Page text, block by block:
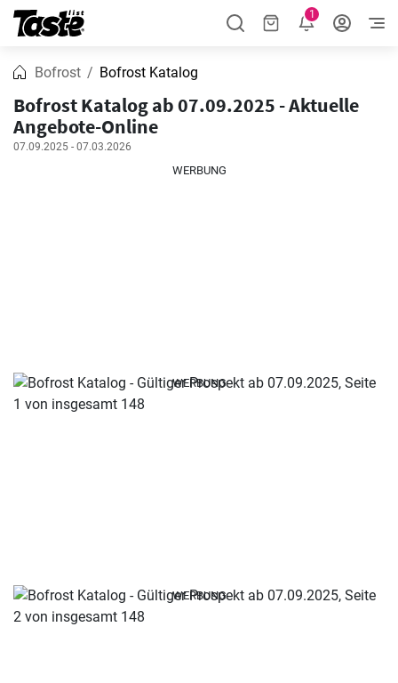
1
Bofrost Bofrost Katalog
Bofrost Katalog ab 07.09.2025 - Aktuelle
Angebote-Online
07.09.2025 - 07.03.2026
WERBUNG
WERBUNG
WERBUNG